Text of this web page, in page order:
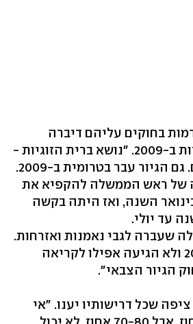
בחוקים עליהם דיברה
מפלגתו לפני הבחירות ב-2009. "נושא ברית הזוגיות -
הדבר עוד לא הושלם. גם הגיור עבר בטרומית ב-2009.
של ראש הממשלה להקפיא את
התהליך עד ל-1 בינואר השנה, ואז היתה בקשה
עד יולי.
שעברה לגבי נאמנות ואזרחות.
עברה באוקטובר 2010 ולא הגיעה אפילו לקריאה
הגיור הצבאי".
שכל דרישותיו יענו. "אי